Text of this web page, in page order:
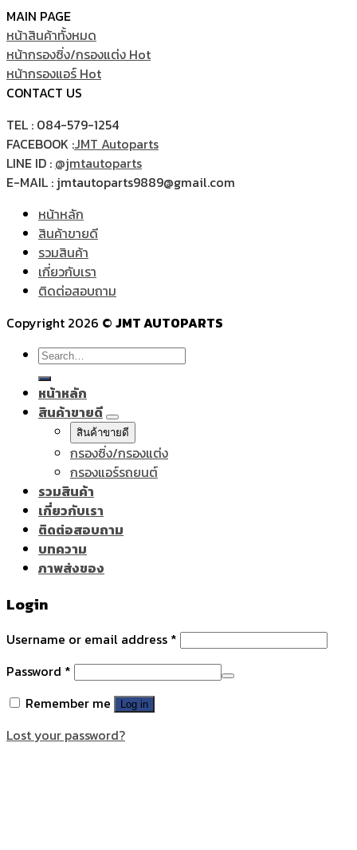
MAIN PAGE
หน้าสินค้าทั้งหมด
หน้ากรองซิ่ง/กรองแต่ง
หน้ากรองแอร์
CONTACT US
TEL : 084-579-1254
FACEBOOK :JMT Autoparts
LINE ID : @jmtautoparts
E-MAIL : jmtautoparts9889@gmail.com
หน้าหลัก
สินค้าขายดี
รวมสินค้า
เกี่ยวกับเรา
ติดต่อสอบถาม
Copyright 2026 © JMT AUTOPARTS
Search
for:
หน้าหลัก
สินค้าขายดี
สินค้าขายดี
กรองซิ่ง/กรองแต่ง
กรองแอร์รถยนต์
รวมสินค้า
เกี่ยวกับเรา
ติดต่อสอบถาม
บทความ
ภาพส่งของ
Login
Username or email address *
Password *
Remember me
Log in
Lost your password?